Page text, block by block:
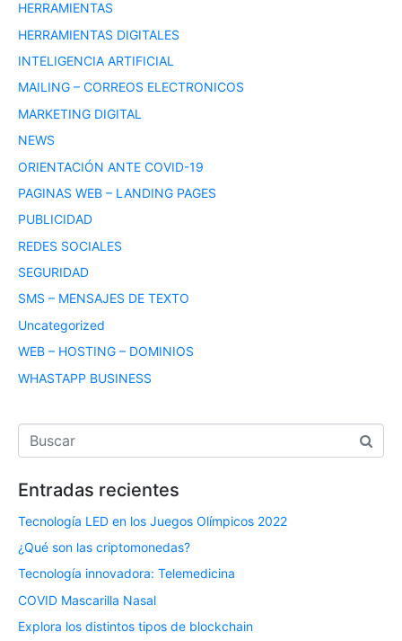
HERRAMIENTAS
HERRAMIENTAS DIGITALES
INTELIGENCIA ARTIFICIAL
MAILING – CORREOS ELECTRONICOS
MARKETING DIGITAL
NEWS
ORIENTACIÓN ANTE COVID-19
PAGINAS WEB – LANDING PAGES
PUBLICIDAD
REDES SOCIALES
SEGURIDAD
SMS – MENSAJES DE TEXTO
Uncategorized
WEB – HOSTING – DOMINIOS
WHASTAPP BUSINESS
Entradas recientes
Tecnología LED en los Juegos Olímpicos 2022
¿Qué son las criptomonedas?
Tecnología innovadora: Telemedicina
COVID Mascarilla Nasal
Explora los distintos tipos de blockchain